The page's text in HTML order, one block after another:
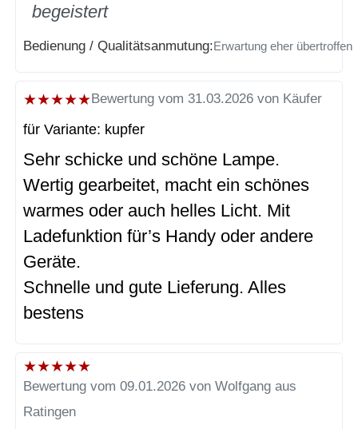
begeistert
Bedienung / Qualitätsanmutung:Erwartung eher übertroffen
★★★★★Bewertung vom 31.03.2026 von Käufer
für Variante: kupfer
Sehr schicke und schöne Lampe.
Wertig gearbeitet, macht ein schönes
warmes oder auch helles Licht. Mit
Ladefunktion für’s Handy oder andere
Geräte.
Schnelle und gute Lieferung. Alles
bestens
★★★★★
Bewertung vom 09.01.2026 von Wolfgang aus
Ratingen